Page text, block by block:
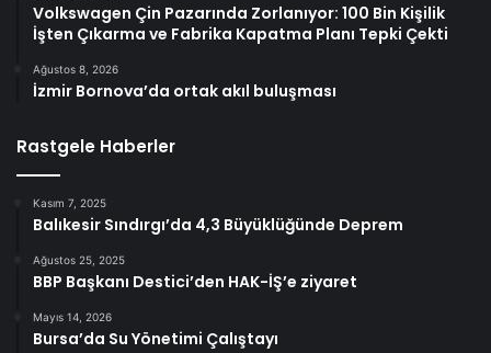
Volkswagen Çin Pazarında Zorlanıyor: 100 Bin Kişilik
İşten Çıkarma ve Fabrika Kapatma Planı Tepki Çekti
Ağustos 8, 2026
İzmir Bornova’da ortak akıl buluşması
Rastgele Haberler
Kasım 7, 2025
Balıkesir Sındırgı’da 4,3 Büyüklüğünde Deprem
Ağustos 25, 2025
BBP Başkanı Destici’den HAK-İŞ’e ziyaret
Mayıs 14, 2026
Bursa’da Su Yönetimi Çalıştayı